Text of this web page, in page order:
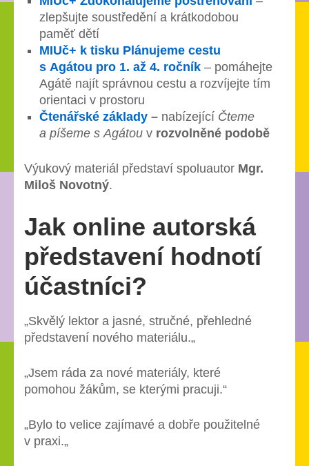
zlepšujte soustředění a krátkodobou
paměť dětí
MIUč+ k tisku Plánujeme cestu
s Agátou pro 1. až 4. ročník – pomáhejte
Agátě najít správnou cestu a rozvíjejte tím
orientaci v prostoru
Čtenářské základy – nabízející Čteme
a píšeme s Agátou v rozvolněné podobě
Výukový materiál představí spoluautor Mgr.
Miloš Novotný.
Jak online autorská
představení hodnotí
účastníci?
„Skvělý lektor a jasné, stručné, přehledné
představení nového materiálu.„
„Jsem ráda za nové materiály, které
pomohou žákům, se kterými pracuji.“
„Bylo to velice zajímavé a dobře použitelné
v praxi.„